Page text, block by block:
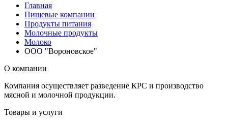
Главная
Пищевые компании
Продукты питания
Молочные продукты
Молоко
ООО "Вороновское"
О компании
Компания осуществляет разведение КРС и производство
мясной и молочной продукции.
Товары и услуги